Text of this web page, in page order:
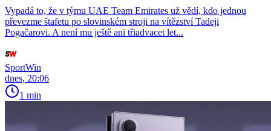
Vypadá to, že v týmu UAE Team Emirates už vědí, kdo jednou
převezme štafetu po slovinském stroji na vítězství Tadeji
Pogačarovi. A není mu ještě ani třiadvacet let...
SportWin
dnes, 20:06
1 min